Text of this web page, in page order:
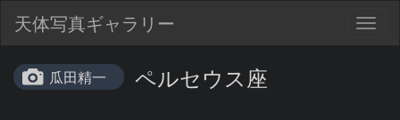
天体写真ギャラリー
瓜田精一 ペルセウス座